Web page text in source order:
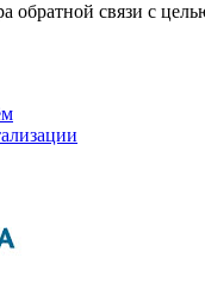
обратной связи с